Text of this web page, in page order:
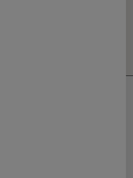
ventes découvertes du
de l’éducation, de
associatif, La MAIF croit
à l’entraide et au
une société plus